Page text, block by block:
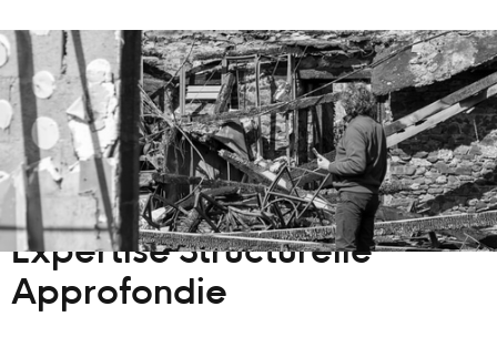
Expertise Structurelle
Approfondie